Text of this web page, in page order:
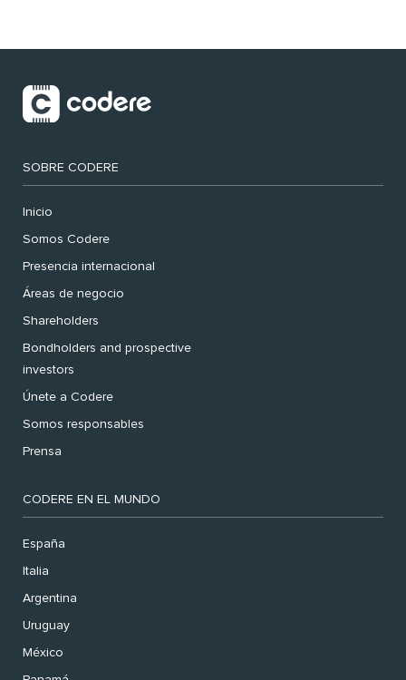
SOBRE CODERE
Inicio
Somos Codere
Presencia internacional
Áreas de negocio
Shareholders
Bondholders and prospective
investors
Únete a Codere
Somos responsables
Prensa
CODERE EN EL MUNDO
España
Italia
Argentina
Uruguay
México